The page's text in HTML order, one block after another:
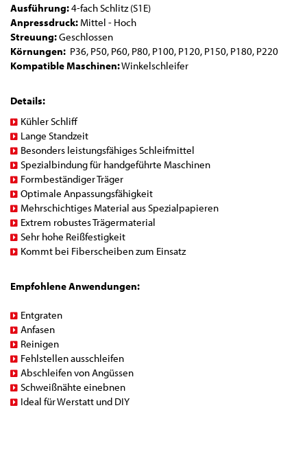
Ausführung:4-fach Schlitz (S1E)
Anpressdruck: Mittel - Hoch
Streuung:Geschlossen
Körnungen: P36, P50, P60, P80, P100, P120, P150, P180, P220
Kompatible Maschinen:Winkelschleifer
Details:
Kühler Schliff
Lange Standzeit
Besonders leistungsfähiges Schleifmittel
Spezialbindung für handgeführte Maschinen
Formbeständiger Träger
Optimale Anpassungsfähigkeit
Mehrschichtiges Material aus Spezialpapieren
Extrem robustes Trägermaterial
Sehr hohe Reißfestigkeit
Kommt bei Fiberscheiben zum Einsatz
Empfohlene Anwendungen:
Entgraten
Anfasen
Reinigen
Fehlstellen ausschleifen
Abschleifen von Angüssen
Schweißnähte einebnen
Ideal für Werstatt und DIY